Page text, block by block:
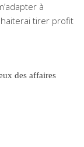
à
tirer profit
des affaires